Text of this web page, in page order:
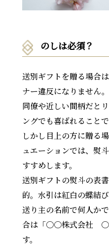
のしは必須？
送別ギフトを贈る場合
ナー違反になりません。
同僚や近しい間柄だと
ングでも喜ばれることで
しかし目上の方に贈る
ュエーションでは、熨
すすめします。
送別ギフトの熨斗の表
的。水引は紅白の蝶結
送り主の名前で何人か
合は「〇〇株式会社
す。